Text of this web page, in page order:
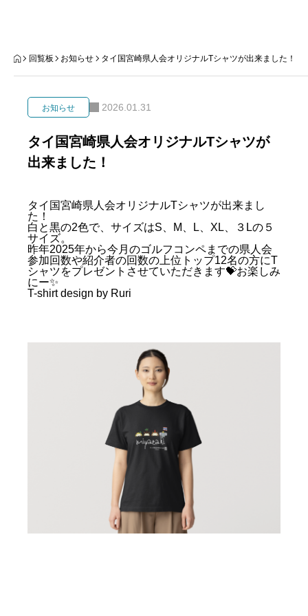
TOP
ひと
入会
連絡
県人会について 集う
回覧板 お知らせ タイ国宮崎県人会オリジナルTシャツが出来ました！
お知らせ 2026.01.31
タイ国宮崎県人会オリジナルTシャツが
出来ました！
タイ国宮崎県人会オリジナルTシャツが出来まし
た！
白と黒の2色で、サイズはS、M、L、XL、３Lの５
サイズ。
昨年2025年から今月のゴルフコンペまでの県人会
参加回数や紹介者の回数の上位トップ12名の方にT
シャツをプレゼントさせていただきます💝お楽しみ
にー✨
T-shirt design by Ruri